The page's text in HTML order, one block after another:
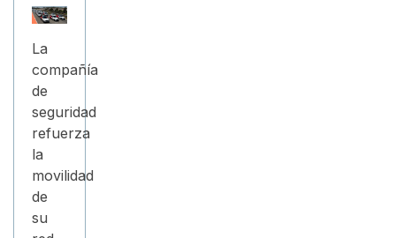
La
compañía
de
seguridad
refuerza
la
movilidad
de
su